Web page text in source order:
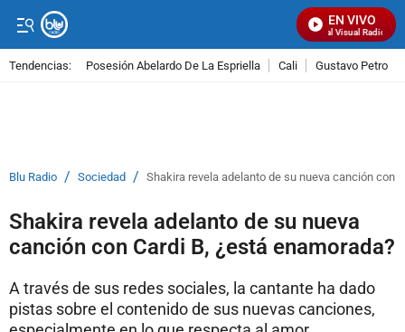
EN VIVO
Señal Visual Radio
Tendencias: Posesión Abelardo De La Espriella Cali Gustavo Petro
Blu Radio / Sociedad / Shakira revela adelanto de su nueva canción con
Shakira revela adelanto de su nueva
canción con Cardi B, ¿está enamorada?
A través de sus redes sociales, la cantante ha dado
pistas sobre el contenido de sus nuevas canciones,